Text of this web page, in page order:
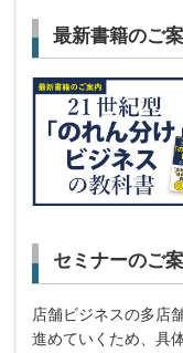
最新書籍のご
セミナーのご
店舗ビジネスの多店
進めていくため、具